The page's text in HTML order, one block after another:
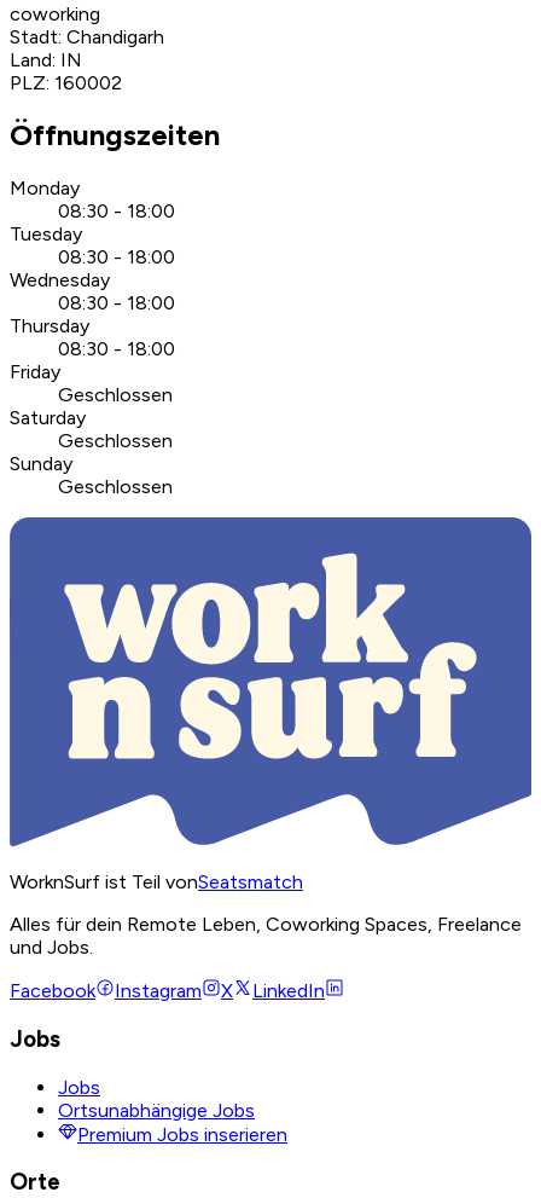
coworking
Stadt: Chandigarh
Land: IN
PLZ: 160002
Öffnungszeiten
Monday
08:30 - 18:00
Tuesday
08:30 - 18:00
Wednesday
08:30 - 18:00
Thursday
08:30 - 18:00
Friday
Geschlossen
Saturday
Geschlossen
Sunday
Geschlossen
WorknSurf ist Teil vonSeatsmatch
Alles für dein Remote Leben, Coworking Spaces, Freelance
und Jobs.
Facebook
Instagram X LinkedIn
Jobs
Jobs
Ortsunabhängige Jobs
Premium Jobs inserieren
Orte